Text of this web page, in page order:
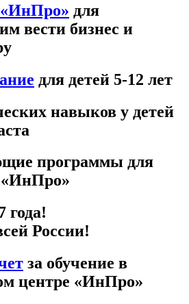
для
вести бизнес и
для детей 5-12 лет
навыков у детей
программы для
«ИнПро»
года!
России!
за обучение в
центре «ИнПро»